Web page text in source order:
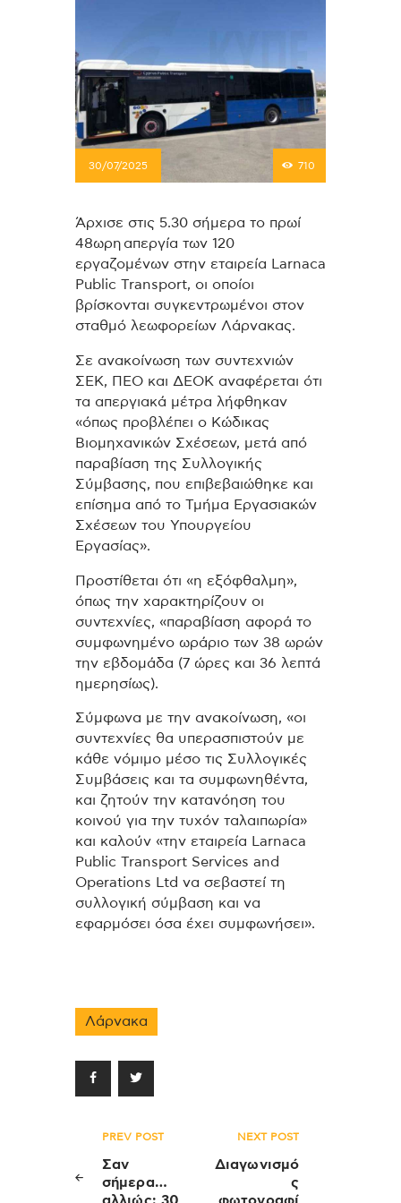
30/07/2025 710
Άρχισε στις 5.30 σήμερα το πρωί
48ωρη απεργία των 120
εργαζομένων στην εταιρεία Larnaca
Public Transport, οι οποίοι
βρίσκονται συγκεντρωμένοι στον
σταθμό λεωφορείων Λάρνακας.
Σε ανακοίνωση των συντεχνιών
ΣΕΚ, ΠΕΟ και ΔΕΟΚ αναφέρεται ότι
τα απεργιακά μέτρα λήφθηκαν
«όπως προβλέπει ο Κώδικας
Βιομηχανικών Σχέσεων, μετά από
παραβίαση της Συλλογικής
Σύμβασης, που επιβεβαιώθηκε και
επίσημα από το Τμήμα Εργασιακών
Σχέσεων του Υπουργείου
Εργασίας».
Προστίθεται ότι «η εξόφθαλμη»,
όπως την χαρακτηρίζουν οι
συντεχνίες, «παραβίαση αφορά το
συμφωνημένο ωράριο των 38 ωρών
την εβδομάδα (7 ώρες και 36 λεπτά
ημερησίως).
Σύμφωνα με την ανακοίνωση, «οι
συντεχνίες θα υπερασπιστούν με
κάθε νόμιμο μέσο τις Συλλογικές
Συμβάσεις και τα συμφωνηθέντα,
και ζητούν την κατανόηση του
κοινού για την τυχόν ταλαιπωρία»
και καλούν «την εταιρεία Larnaca
Public Transport Services and
Operations Ltd να σεβαστεί τη
συλλογική σύμβαση και να
εφαρμόσει όσα έχει συμφωνήσει».
Λάρνακα
Πλοήγηση
άρθρων
PREV POST
Σαν
σήμερα…
αλλιώς: 30
NEXT POST
Διαγωνισμό
ς
φωτογραφί